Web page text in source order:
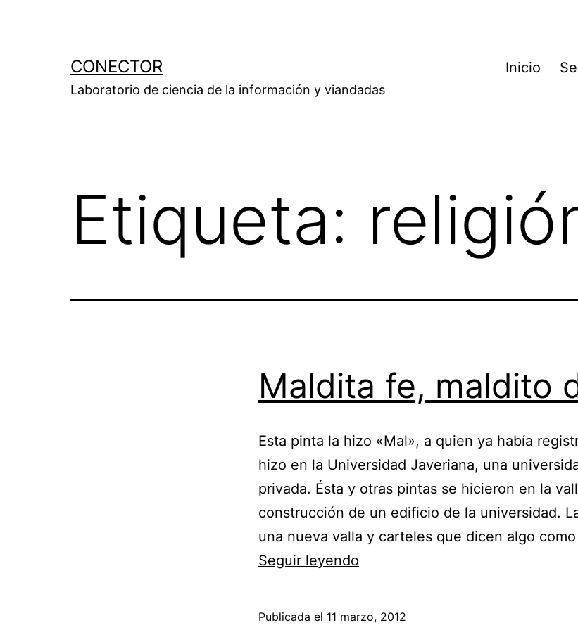
CONECTOR
Laboratorio de ciencia de la información y viandadas
Inicio
Etiqueta:
Maldita fe, maldito
Esta pinta la hizo «Mal», a quien ya había
hizo en la Universidad Javeriana, una
privada. Ésta y otras pintas se hicieron en la
construcción de un edificio de la universidad.
una nueva valla y carteles que dicen algo
Seguir leyendo
Publicada el 11 marzo, 2012